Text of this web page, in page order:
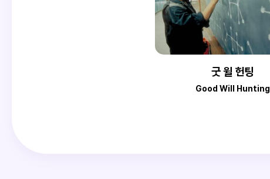
굿 윌 헌팅
Good Will Hunting